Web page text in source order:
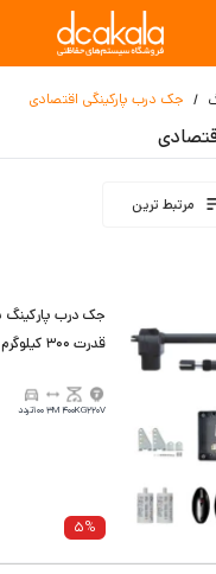
جک درب پارکینگی اقتصادی
مرتبط ترین
قدرت 300 کیلوگرم
220V
400KG
3M100تردد
5%